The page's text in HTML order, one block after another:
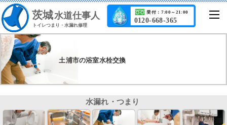
茨城水道仕事人
トイレつまり・水漏れ修理
0120-668-365
受付：7:00～21:00
土浦市の浴室水栓交換
水漏れ・つまり